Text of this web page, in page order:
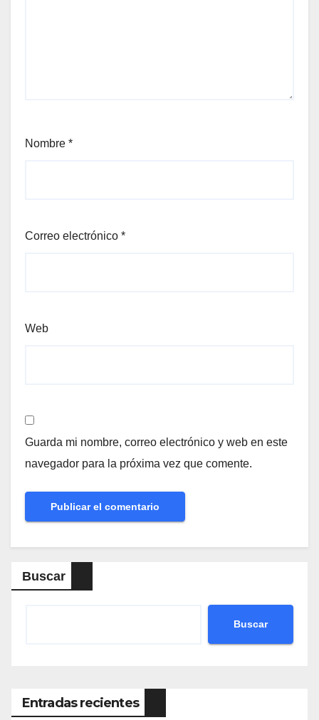
Nombre *
Correo electrónico *
Web
Guarda mi nombre, correo electrónico y web en este
navegador para la próxima vez que comente.
Buscar
Buscar
Entradas recientes